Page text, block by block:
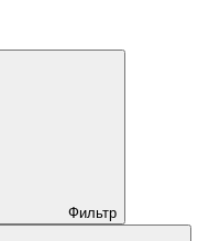
Фильтр